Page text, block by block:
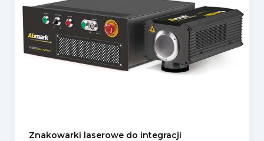
Znakowarki laserowe do integracji